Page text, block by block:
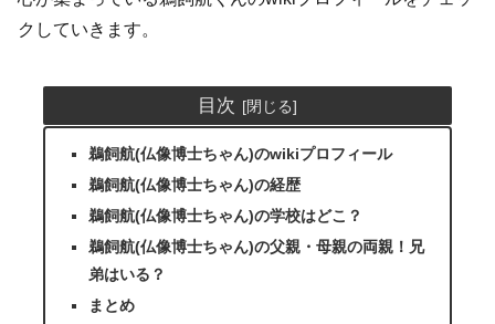
クしていきます。
目次
鵜飼航(仏像博士ちゃん)のwikiプロフィール
鵜飼航(仏像博士ちゃん)の経歴
鵜飼航(仏像博士ちゃん)の学校はどこ？
鵜飼航(仏像博士ちゃん)の父親・母親の両親！兄
弟はいる？
まとめ